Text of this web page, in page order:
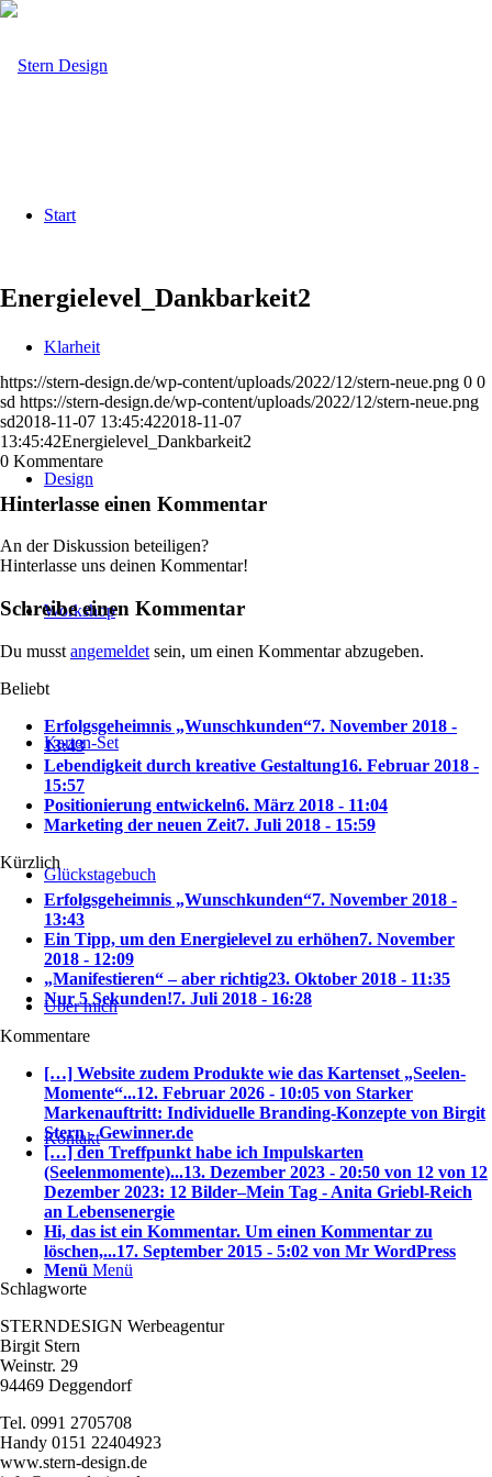
Start
Klarheit
Design
Workshop
Karten-Set
Glückstagebuch
Über mich
Kontakt
Menü Menü
Energielevel_Dankbarkeit2
https://stern-design.de/wp-content/uploads/2022/12/stern-neue.png 0 0
sd https://stern-design.de/wp-content/uploads/2022/12/stern-neue.png
sd2018-11-07 13:45:422018-11-07
13:45:42Energielevel_Dankbarkeit2
0 Kommentare
Hinterlasse einen Kommentar
An der Diskussion beteiligen?
Hinterlasse uns deinen Kommentar!
Schreibe einen Kommentar
Du musst angemeldet sein, um einen Kommentar abzugeben.
Beliebt
Erfolgsgeheimnis „Wunschkunden“7. November 2018 -
13:43
Lebendigkeit durch kreative Gestaltung16. Februar 2018 -
15:57
Positionierung entwickeln6. März 2018 - 11:04
Marketing der neuen Zeit7. Juli 2018 - 15:59
Kürzlich
Erfolgsgeheimnis „Wunschkunden“7. November 2018 -
13:43
Ein Tipp, um den Energielevel zu erhöhen7. November
2018 - 12:09
„Manifestieren“ – aber richtig23. Oktober 2018 - 11:35
Nur 5 Sekunden!7. Juli 2018 - 16:28
Kommentare
[…] Website zudem Produkte wie das Kartenset „Seelen-
Momente“...12. Februar 2026 - 10:05 von Starker
Markenauftritt: Individuelle Branding-Konzepte von Birgit
Stern - Gewinner.de
[…] den Treffpunkt habe ich Impulskarten
(Seelenmomente)...13. Dezember 2023 - 20:50 von 12 von 12
Dezember 2023: 12 Bilder–Mein Tag - Anita Griebl-Reich
an Lebensenergie
Hi, das ist ein Kommentar. Um einen Kommentar zu
löschen,...17. September 2015 - 5:02 von Mr WordPress
Schlagworte
STERNDESIGN Werbeagentur
Birgit Stern
Weinstr. 29
94469 Deggendorf
Tel. 0991 2705708
Handy 0151 22404923
www.stern-design.de